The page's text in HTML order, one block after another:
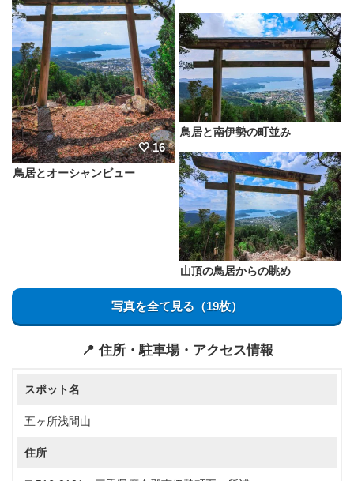
16
鳥居とオーシャンビュー
鳥居と南伊勢の町並み
山頂の鳥居からの眺め
写真を全て見る（19枚）
📍 住所・駐車場・アクセス情報
スポット名
五ヶ所浅間山
住所